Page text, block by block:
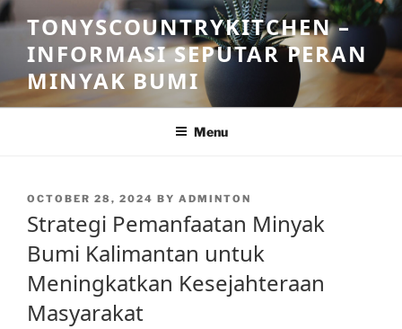
Skip
to
content
TONYSCOUNTRYKITCHEN –
INFORMASI SEPUTAR PERAN
MINYAK BUMI
Menu
POSTED
OCTOBER 28, 2024 BY ADMINTON
Strategi Pemanfaatan Minyak
Bumi Kalimantan untuk
Meningkatkan Kesejahteraan
Masyarakat